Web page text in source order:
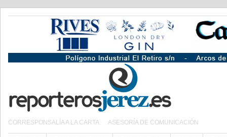
CORRESPONSALÍA A LA CARTA ASESORÍA DE COMUNICACIÓN